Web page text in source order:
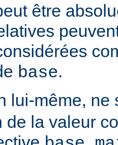
être
base.
lui-même, ne
de la valeur